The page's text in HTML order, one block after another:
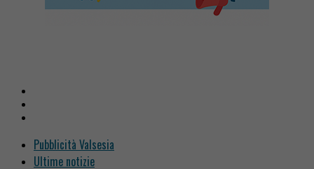
Pubblicità Valsesia
Ultime notizie